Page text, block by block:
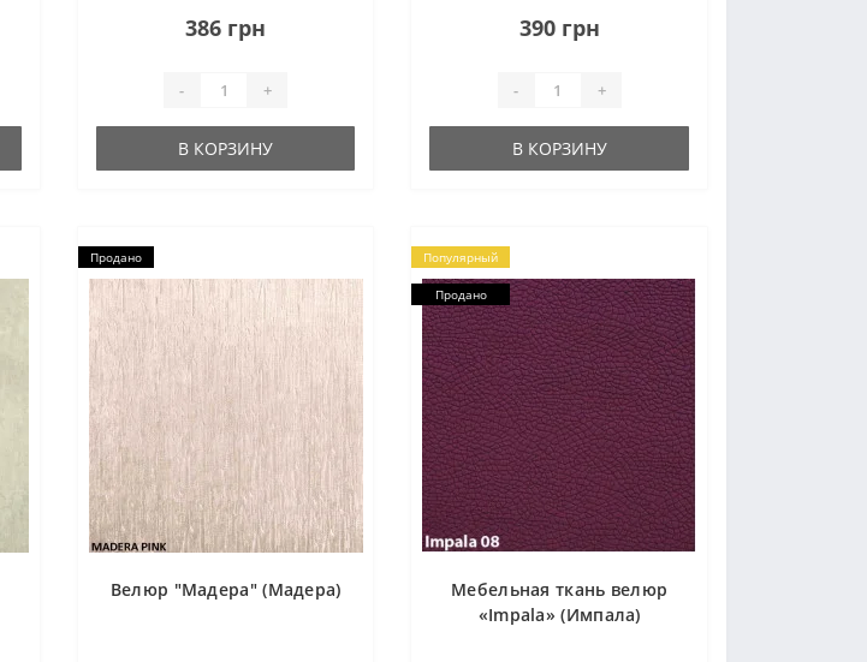
Manche создадут атмосферу тепла
и уюта в Вашем доме...
386 грн
- +
В КОРЗИНУ
другом. Яркие тона внесут в
интерьер веселые краски и
390 грн
- +
В КОРЗИНУ
Продано
Велюр "Мадера" (Мадера)
Популярный
Продано
Мебельная ткань велюр
«Impala» (Импала)